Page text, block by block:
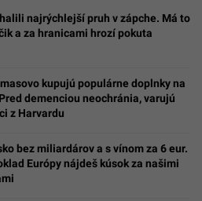
najrýchlejší pruh v zápche. Má to
a za hranicami hrozí pokuta
kupujú populárne doplnky na
demenciou neochránia, varujú
z Harvardu
bez miliardárov a s vínom za 6 eur.
Európy nájdeš kúsok za našimi